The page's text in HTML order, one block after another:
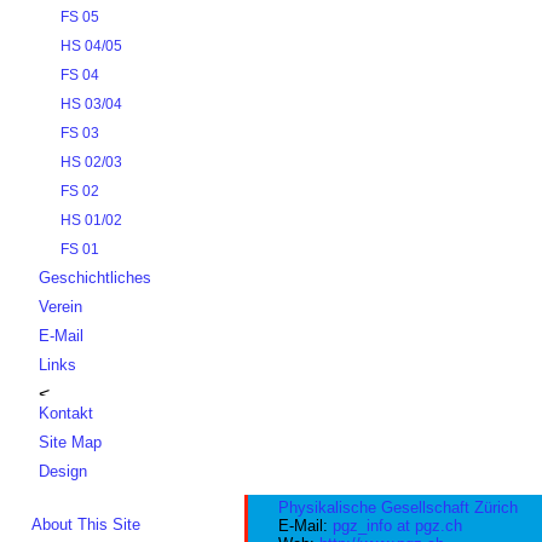
FS 05
HS 04/05
FS 04
HS 03/04
FS 03
HS 02/03
FS 02
HS 01/02
FS 01
Geschichtliches
Verein
E-Mail
Links
Kontakt
Site Map
Design
About This Site
Physikalische Gesellschaft Zürich
E-Mail: pgz_info at pgz.ch